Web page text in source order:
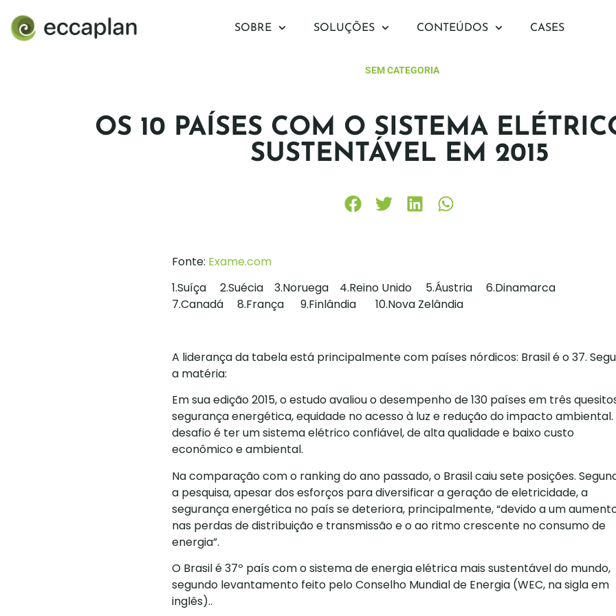
SOBRE SOLUÇÕES CONTEÚDOS CASES
SEM CATEGORIA
OS 10 PAÍSES COM O SISTEMA
SUSTENTÁVEL EM 2015
Fonte: Exame.com
1.Suíça 2.Suécia 3.Noruega 4.Reino Unido 5.Áustria 6.Dinamarca
7.Canadá 8.França 9.Finlândia 10.Nova Zelândia
A liderança da tabela está principalmente com países nórdicos: Brasil é o 37.
a matéria:
Em sua edição 2015, o estudo avaliou o desempenho de 130 países em três
segurança energética, equidade no acesso à luz e redução do impacto ambiental.
desafio é ter um sistema elétrico confiável, de alta qualidade e baixo custo
econômico e ambiental.
Na comparação com o ranking do ano passado, o Brasil caiu sete posições.
a pesquisa, apesar dos esforços para diversificar a geração de eletricidade, a
segurança energética no país se deteriora, principalmente, “devido a um
nas perdas de distribuição e transmissão e o ao ritmo crescente no consumo de
energia”.
O Brasil é 37º país com o sistema de energia elétrica mais sustentável do mundo,
segundo levantamento feito pelo Conselho Mundial de Energia (WEC, na sigla em
inglês)..